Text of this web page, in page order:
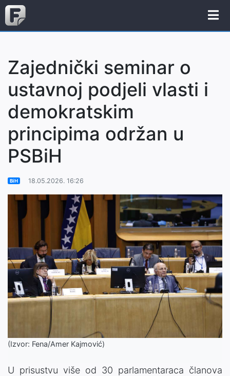
Zajednički seminar o
ustavnoj podjeli vlasti i
demokratskim
principima održan u
PSBiH
BiH 18.05.2026. 16:26
(Izvor: Fena/Amer Kajmović)
U prisustvu više od 30 parlamentaraca članova